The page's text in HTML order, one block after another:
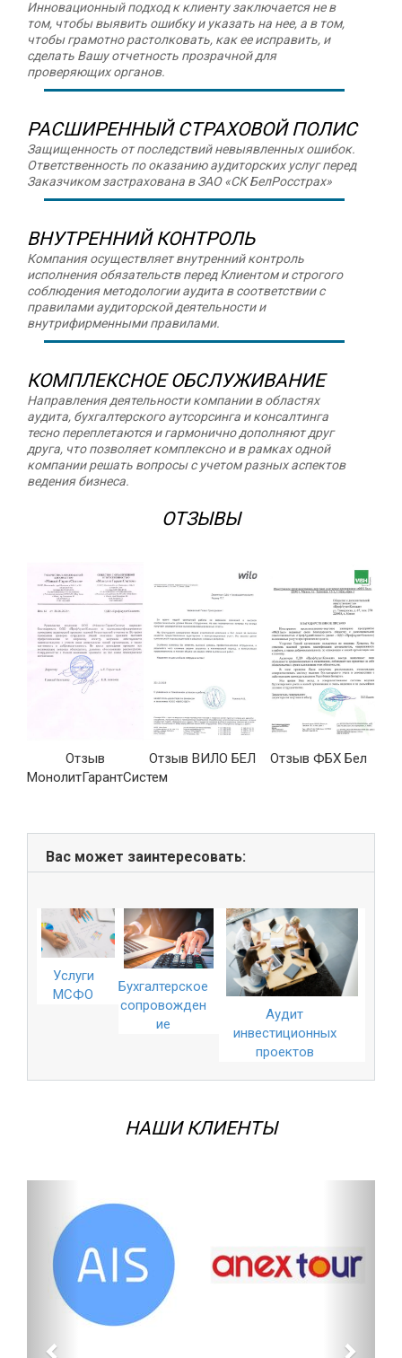
Инновационный подход к клиенту заключается не в
том, чтобы выявить ошибку и указать на нее, а в том,
чтобы грамотно растолковать, как ее исправить, и
сделать Вашу отчетность прозрачной для
проверяющих органов.
РАСШИРЕННЫЙ СТРАХОВОЙ ПОЛИС
Защищенность от последствий невыявленных ошибок.
Ответственность по оказанию аудиторских услуг перед
Заказчиком застрахована в ЗАО «СК БелРосстрах»
ВНУТРЕННИЙ КОНТРОЛЬ
Компания осуществляет внутренний контроль
исполнения обязательств перед Клиентом и строгого
соблюдения методологии аудита в соответствии с
правилами аудиторской деятельности и
внутрифирменными правилами.
КОМПЛЕКСНОЕ ОБСЛУЖИВАНИЕ
Направления деятельности компании в областях
аудита, бухгалтерского аутсорсинга и консалтинга
тесно переплетаются и гармонично дополняют друг
друга, что позволяет комплексно и в рамках одной
компании решать вопросы с учетом разных аспектов
ведения бизнеса.
ОТЗЫВЫ
Отзыв
МонолитГарантСистем
Отзыв ВИЛО БЕЛ Отзыв ФБХ Бел
Вас может заинтересовать:
Услуги
МСФО
Бухгалтерское
сопровожден
ие
Аудит
инвестиционных
проектов
НАШИ КЛИЕНТЫ